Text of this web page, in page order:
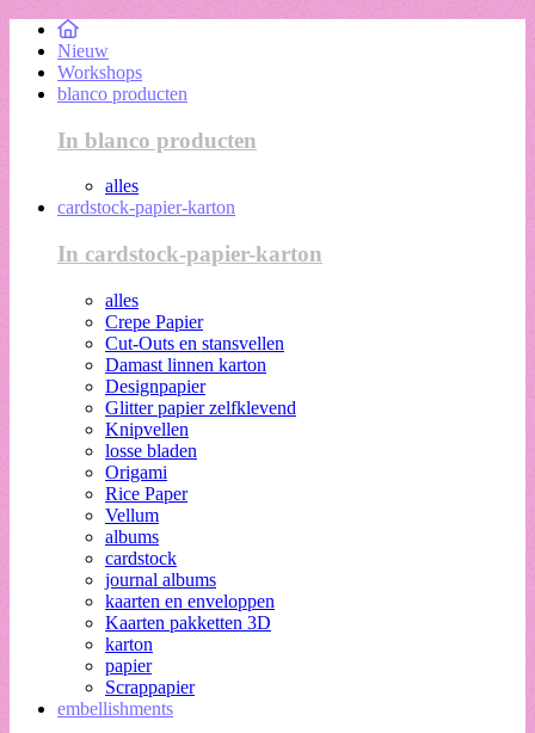
Nieuw
Workshops
blanco producten
In blanco producten
alles
cardstock-papier-karton
In cardstock-papier-karton
alles
Crepe Papier
Cut-Outs en stansvellen
Damast linnen karton
Designpapier
Glitter papier zelfklevend
Knipvellen
losse bladen
Origami
Rice Paper
Vellum
albums
cardstock
journal albums
kaarten en enveloppen
Kaarten pakketten 3D
karton
papier
Scrappapier
embellishments